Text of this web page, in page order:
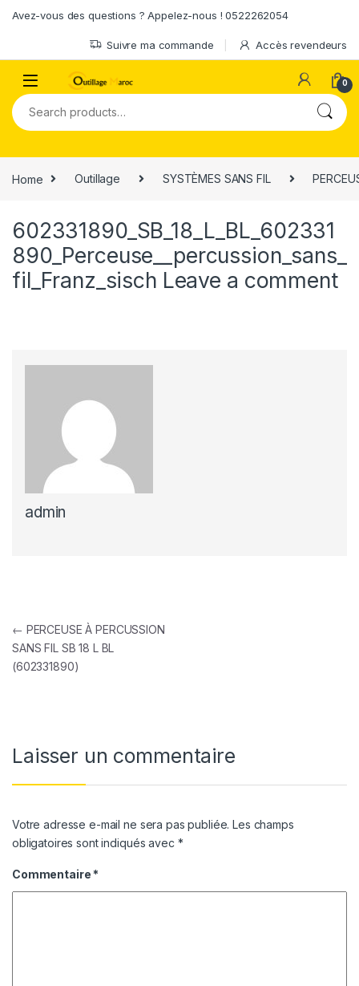
Avez-vous des questions ? Appelez-nous ! 0522262054
Suivre ma commande Accès revendeurs
0
Search for:
Home Outillage SYSTÈMES SANS FIL
602331890_SB_18_L_BL_602331
890_Perceuse__percussion_sans_
fil_Franz_sisch Leave a comment
admin
Navigation de l’article
← PERCEUSE À PERCUSSION
SANS FIL SB 18 L BL
(602331890)
Laisser un commentaire
Votre adresse e-mail ne sera pas publiée. Les champs
obligatoires sont indiqués avec *
Commentaire *